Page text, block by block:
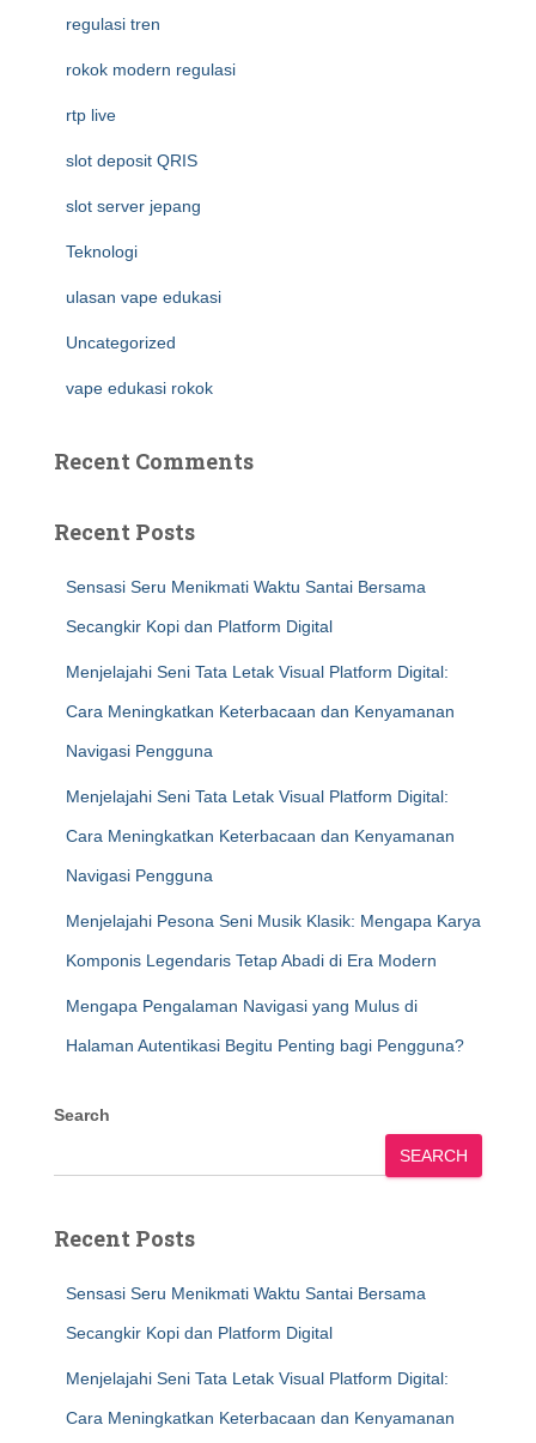
regulasi tren
rokok modern regulasi
rtp live
slot deposit QRIS
slot server jepang
Teknologi
ulasan vape edukasi
Uncategorized
vape edukasi rokok
Recent Comments
Recent Posts
Sensasi Seru Menikmati Waktu Santai Bersama
Secangkir Kopi dan Platform Digital
Menjelajahi Seni Tata Letak Visual Platform Digital:
Cara Meningkatkan Keterbacaan dan Kenyamanan
Navigasi Pengguna
Menjelajahi Seni Tata Letak Visual Platform Digital:
Cara Meningkatkan Keterbacaan dan Kenyamanan
Navigasi Pengguna
Menjelajahi Pesona Seni Musik Klasik: Mengapa Karya
Komponis Legendaris Tetap Abadi di Era Modern
Mengapa Pengalaman Navigasi yang Mulus di
Halaman Autentikasi Begitu Penting bagi Pengguna?
Search
SEARCH
Recent Posts
Sensasi Seru Menikmati Waktu Santai Bersama
Secangkir Kopi dan Platform Digital
Menjelajahi Seni Tata Letak Visual Platform Digital:
Cara Meningkatkan Keterbacaan dan Kenyamanan